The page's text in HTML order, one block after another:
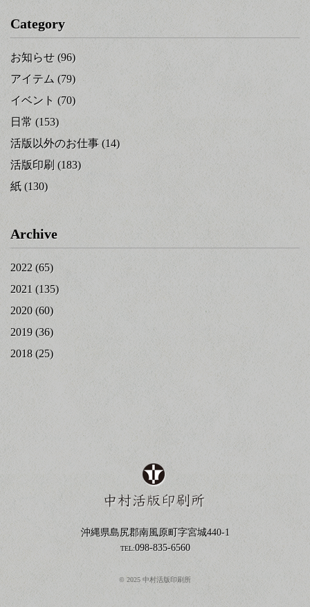
Category
お知らせ (96)
アイテム (79)
イベント (70)
日常 (153)
活版以外のお仕事 (14)
活版印刷 (183)
紙 (130)
Archive
2022 (65)
2021 (135)
2020 (60)
2019 (36)
2018 (25)
沖縄県島尻郡南風原町字宮城440-1
TEL:098-835-6560
© 2025 中村活版印刷所